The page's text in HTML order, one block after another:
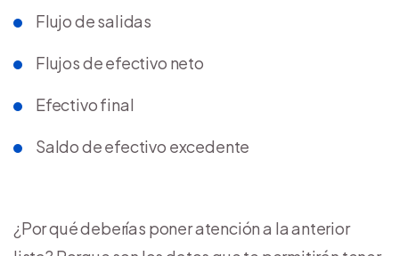
Flujo de salidas
Flujos de efectivo neto
Efectivo final
Saldo de efectivo excedente
¿Por qué deberías poner atención a la anterior